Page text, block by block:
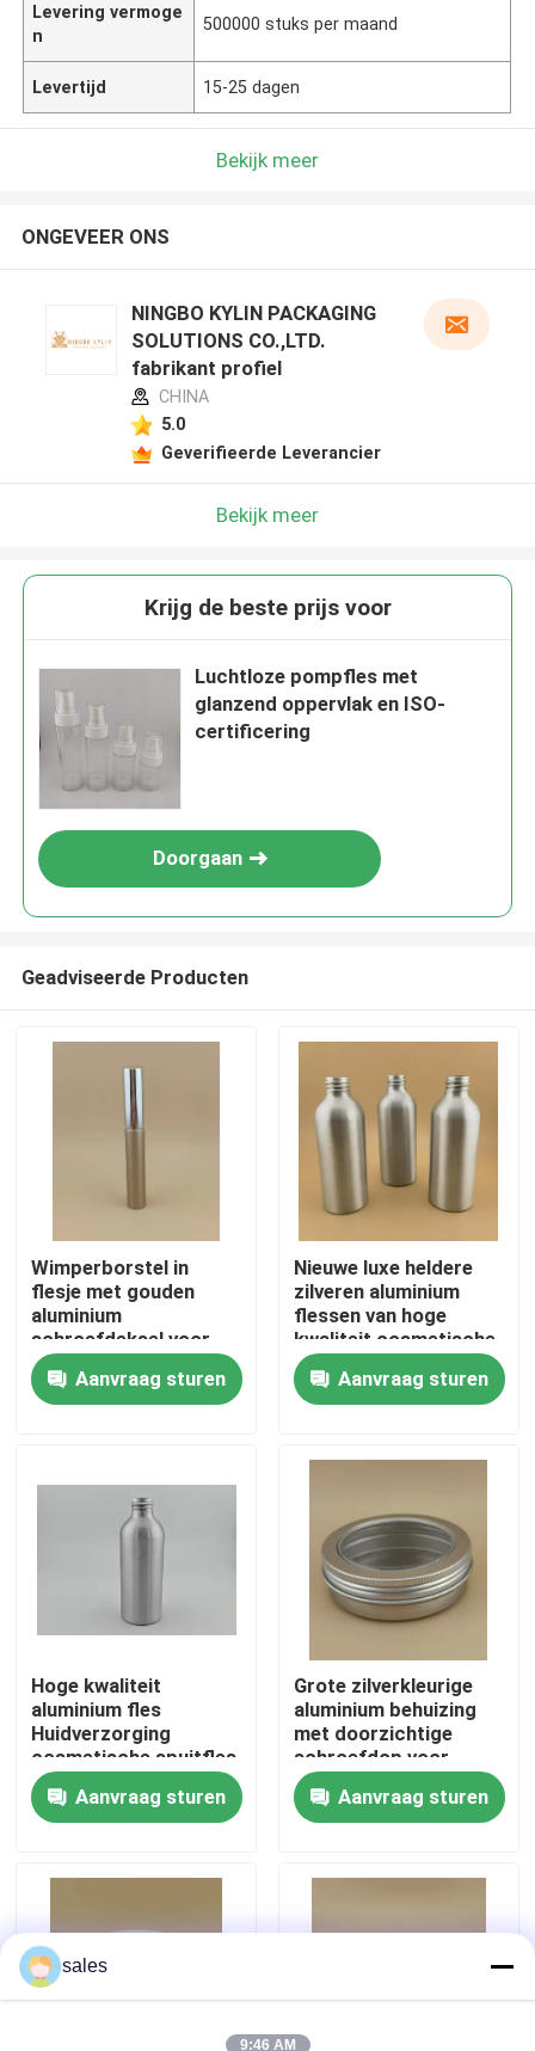
Thuis
Neem contact met ons op
Nieuws
De Spuitbus van de parfumpomp
De spuitbus van de trekkerpomp
Levering vermoge
n
500000 stuks per maand
Levertijd 15-25 dagen
Bekijk meer
ONGEVEER ONS
NINGBO KYLIN PACKAGING
SOLUTIONS CO.,LTD.
fabrikant profiel
CHINA
5.0
Geverifieerde Leverancier
Bekijk meer
Krijg de beste prijs voor
Luchtloze pompfles met
glanzend oppervlak en ISO-
certificering
Doorgaan
Geadviseerde Producten
Wimperborstel in
flesje met gouden
aluminium
schroefdeksel voor
dames
Aanvraag sturen
Nieuwe luxe heldere
zilveren aluminium
flessen van hoge
kwaliteit cosmetische
aluminium flessen
Aanvraag sturen
Hoge kwaliteit
aluminium fles
Huidverzorging
cosmetische spuitfles
Aanvraag sturen
Grote zilverkleurige
aluminium behuizing
met doorzichtige
schroefdop voor
cosmetica
Aanvraag sturen
sales
9:46 AM